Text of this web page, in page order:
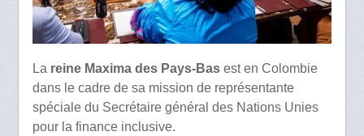
La reine Maxima des Pays-Basest en Colombie
dans le cadre de sa mission de représentante
spéciale du Secrétaire général des Nations Unies
pour la finance inclusive.